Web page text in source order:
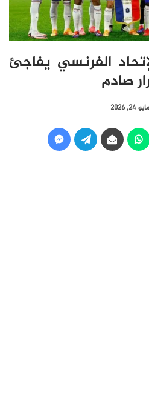
الفرنسي يفاجئ
صادم
مايو 24, 2026